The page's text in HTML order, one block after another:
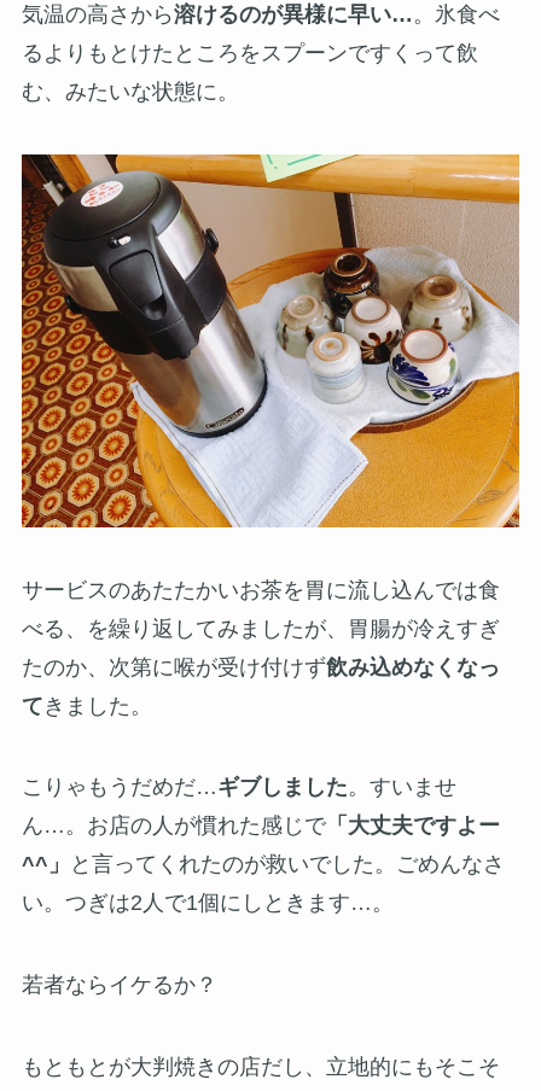
気温の高さから溶けるのが異様に早い… 。氷食べ
るよりもとけたところをスプーンですくって飲
む、みたいな状態に。
サービスのあたたかいお茶を胃に流し込んでは食
べる、を繰り返してみましたが、胃腸が冷えすぎ
たのか、次第に喉が受け付けず飲み込めなくなっ
て きました。
こりゃもうだめだ…ギブしました。すいませ
ん…。お店の人が慣れた感じで「大丈夫ですよー
^^」
と言ってくれたのが救いでした。ごめんなさ
い。つぎは2人で1個にしときます…。
若者ならイケるか？
もともとが大判焼きの店だし、立地的にもそこそ